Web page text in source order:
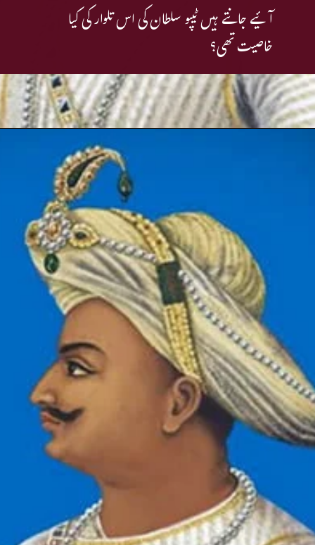
آئیے جانتے ہیں ٹیپو سلطان کی اس تلوار کی کیا
خاصیت تھی؟